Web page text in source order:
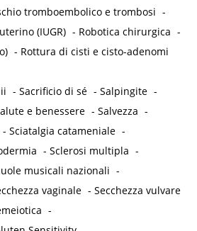
tromboembolico e trombosi -
(IUGR) - Robotica chirurgica -
- Rottura di cisti e cisto-adenomi
-Sacrificio di sé -Salpingite -
e benessere -Salvezza -
-Sciatalgia catameniale -
-Sclerosi multipla -
musicali nazionali -
vaginale -Secchezza vulvare
-